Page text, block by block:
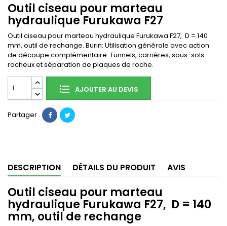
Outil ciseau pour marteau
hydraulique Furukawa F27
Outil ciseau pour marteau hydraulique Furukawa F27, D = 140
mm, outil de rechange. Burin: Utilisation générale avec action
de découpe complémentaire. Tunnels, carrières, sous-sols
rocheux et séparation de plaques de roche.
AJOUTER AU DEVIS
Partager
DESCRIPTION DÉTAILS DU PRODUIT AVIS
Outil ciseau pour marteau
hydraulique Furukawa F27, D = 140
mm, outil de rechange